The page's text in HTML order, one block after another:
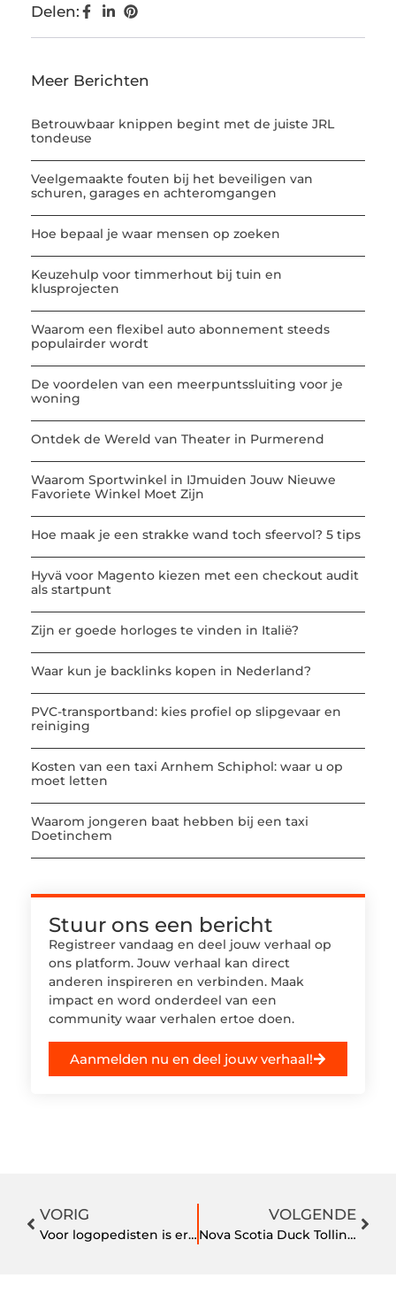
Delen:
Meer Berichten
Betrouwbaar knippen begint met de juiste JRL
tondeuse
Veelgemaakte fouten bij het beveiligen van
schuren, garages en achteromgangen
Hoe bepaal je waar mensen op zoeken
Keuzehulp voor timmerhout bij tuin en
klusprojecten
Waarom een flexibel auto abonnement steeds
populairder wordt
De voordelen van een meerpuntssluiting voor je
woning
Ontdek de Wereld van Theater in Purmerend
Waarom Sportwinkel in IJmuiden Jouw Nieuwe
Favoriete Winkel Moet Zijn
Hoe maak je een strakke wand toch sfeervol? 5 tips
Hyvä voor Magento kiezen met een checkout audit
als startpunt
Zijn er goede horloges te vinden in Italië?
Waar kun je backlinks kopen in Nederland?
PVC-transportband: kies profiel op slipgevaar en
reiniging
Kosten van een taxi Arnhem Schiphol: waar u op
moet letten
Waarom jongeren baat hebben bij een taxi
Doetinchem
Stuur ons een bericht
Registreer vandaag en deel jouw verhaal op
ons platform. Jouw verhaal kan direct
anderen inspireren en verbinden. Maak
impact en word onderdeel van een
community waar verhalen ertoe doen.
Aanmelden nu en deel jouw verhaal!
VORIG
Voor logopedisten is er een eenvoudig en veilig administratie softwarepakket
VOLGENDE
Nova Scotia Duck Tolling Retriever